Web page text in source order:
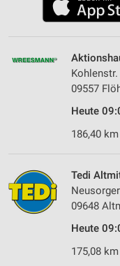
Kohlenstr.
09557
Heute
186,40
Tedi
09648
Heute
175,08 km